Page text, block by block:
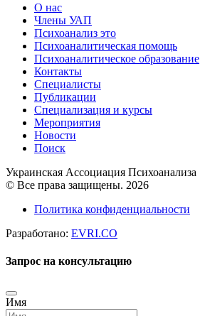
О нас
Члены УАП
Психоанализ это
Психоаналитическая помощь
Психоаналитическое образование
Контакты
Специалисты
Публикации
Специализация и курсы
Мероприятия
Новости
Поиск
Украинская Ассоциация Психоанализа
© Все права защищены. 2026
Политика конфиденциальности
Разработано: EVRI.CO
Запрос на консультацию
Имя